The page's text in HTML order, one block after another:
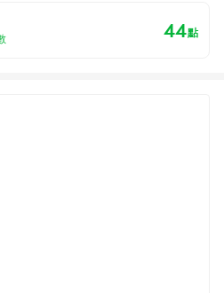
44點